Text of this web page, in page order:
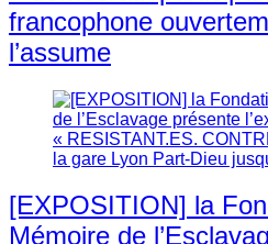
francophone
l’assume
[EXPOSITION] la
Mémoire de